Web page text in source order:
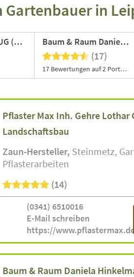
Gartenbauer in
ApexConstruct UG (haftungsbeschränkt) Baum & Raum Daniela Hinkelmann
(17)
17 Bewertungen auf 2 Portalen
Pflaster Max Inh. Gehre Lothar
Landschaftsbau
Zaun-Hersteller Steinmetz
Pflasterarbeiten
(14)
(0341) 6510016
E-Mail schreiben
https://www.pflastermax.de/
Baum & Raum Daniela